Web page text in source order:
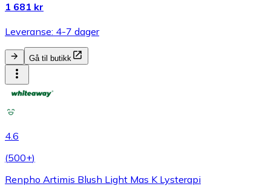
1 681 kr
Leveranse: 4-7 dager
Gå til butikk
4.6
(500+)
Renpho Artimis Blush Light Mas K Lysterapi